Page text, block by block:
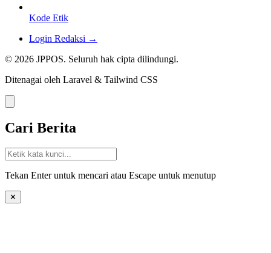
Kode Etik
Login Redaksi →
© 2026 JPPOS. Seluruh hak cipta dilindungi.
Ditenagai oleh Laravel & Tailwind CSS
Cari Berita
Tekan Enter untuk mencari atau Escape untuk menutup
✕